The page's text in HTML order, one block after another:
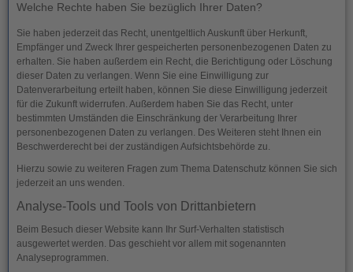
Welche Rechte haben Sie bezüglich Ihrer Daten?
Sie haben jederzeit das Recht, unentgeltlich Auskunft über Herkunft,
Empfänger und Zweck Ihrer gespeicherten personenbezogenen Daten zu
erhalten. Sie haben außerdem ein Recht, die Berichtigung oder Löschung
dieser Daten zu verlangen. Wenn Sie eine Einwilligung zur
Datenverarbeitung erteilt haben, können Sie diese Einwilligung jederzeit
für die Zukunft widerrufen. Außerdem haben Sie das Recht, unter
bestimmten Umständen die Einschränkung der Verarbeitung Ihrer
personenbezogenen Daten zu verlangen. Des Weiteren steht Ihnen ein
Beschwerderecht bei der zuständigen Aufsichtsbehörde zu.
Hierzu sowie zu weiteren Fragen zum Thema Datenschutz können Sie sich
jederzeit an uns wenden.
Analyse-Tools und Tools von Dritt­anbietern
Beim Besuch dieser Website kann Ihr Surf-Verhalten statistisch
ausgewertet werden. Das geschieht vor allem mit sogenannten
Analyseprogrammen.